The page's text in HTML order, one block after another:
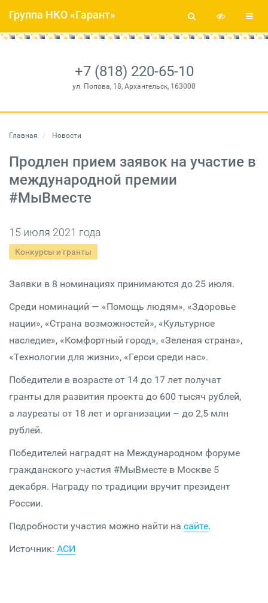
+7 (818) 220-65-10
ул. Попова, 18, Архангельск, 163000
Группа НКО «Гарант»
Главная Новости
Продлен прием заявок на участие в
международной премии
#МыВместе
15 июля 2021 года
Конкурсы и гранты
Заявки в 8 номинациях принимаются до 25 июля.
Среди номинаций — «Помощь людям», «Здоровье
нации», «Страна возможностей», «Культурное
наследие», «Комфортный город», «Зеленая страна»,
«Технологии для жизни», «Герои среди нас».
Победители в возрасте от 14 до 17 лет получат
гранты для развития проекта до 600 тысяч рублей,
а лауреаты от 18 лет и организации – до 2,5 млн
рублей.
Победителей наградят на Международном форуме
гражданского участия #МыВместе в Москве 5
декабря. Награду по традиции вручит президент
России.
Подробности участия можно найти на сайте.
Источник: АСИ